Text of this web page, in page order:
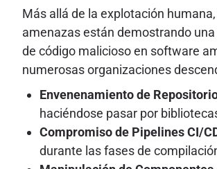
Más allá de la explotación
amenazas están demostrando
de código malicioso en software
numerosas organizaciones
Envenenamiento de
haciéndose pasar por
Compromiso de Pipelines CI/
durante las fases de